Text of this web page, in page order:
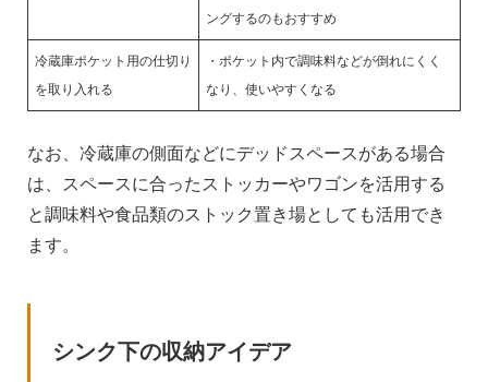
ングするのもおすすめ
冷蔵庫ポケット用の仕切り
を取り入れる
・ポケット内で調味料などが倒れにくく
なり、使いやすくなる
なお、冷蔵庫の側面などにデッドスペースがある場合
は、スペースに合ったストッカーやワゴンを活用する
と調味料や食品類のストック置き場としても活用でき
ます。
シンク下の収納アイデア